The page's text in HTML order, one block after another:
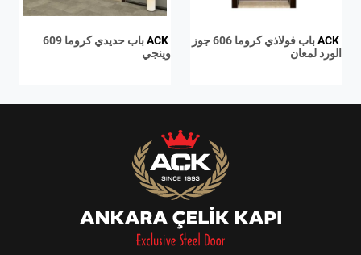
ACK
باب فولاذي كروما 606 جوز
الورد لمعان
ACK
باب حديدي كروما 609
وينجي